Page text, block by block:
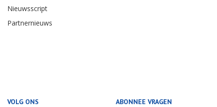
Nieuwsscript
Partnernieuws
VOLG ONS ABONNEE VRAGEN